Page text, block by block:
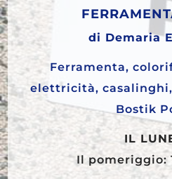
di Demaria
Ferramenta,
elettricità,
Bostik
IL
Il pomeriggio: